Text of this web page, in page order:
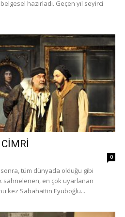
hazırladı. Geçen yıl seyirci
0
tüm dünyada olduğu gibi
sahnelenen, en çok uyarlanan
kez Sabahattin Eyuboğlu...